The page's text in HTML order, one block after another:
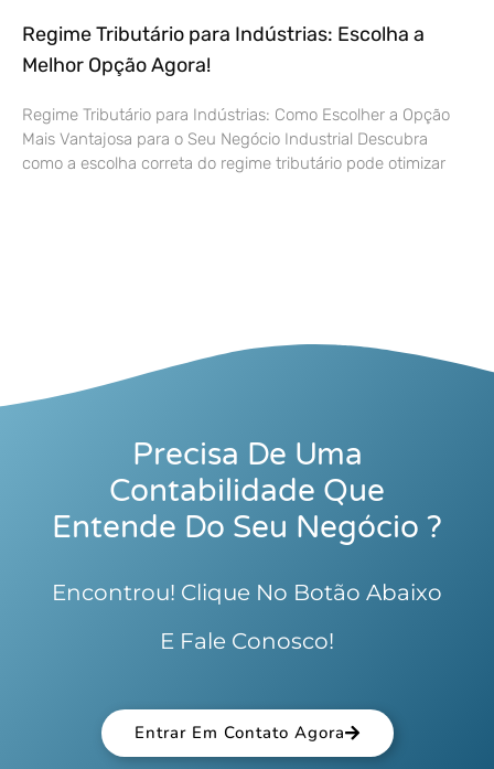
Regime Tributário para Indústrias: Escolha a
Melhor Opção Agora!
Regime Tributário para Indústrias: Como Escolher a Opção
Mais Vantajosa para o Seu Negócio Industrial Descubra
como a escolha correta do regime tributário pode otimizar
Precisa De Uma
Contabilidade Que
Entende Do Seu Negócio ?
Encontrou! Clique No Botão Abaixo
E Fale Conosco!
Entrar Em Contato Agora